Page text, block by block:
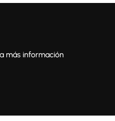
más información